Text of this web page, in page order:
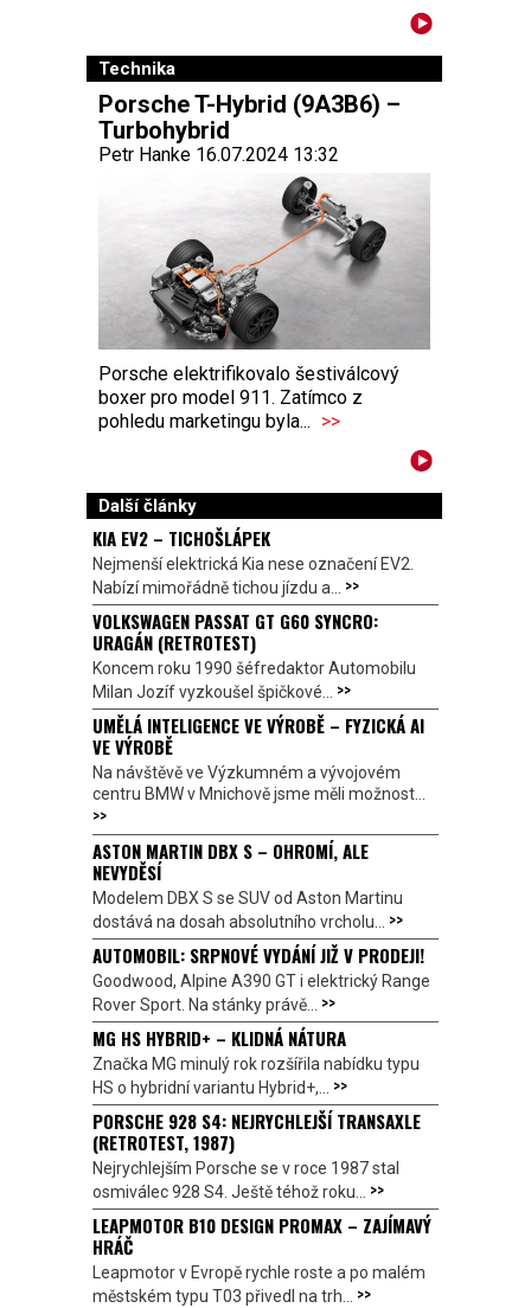
Technika
Porsche T-Hybrid (9A3B6) –
Turbohybrid
Petr Hanke 16.07.2024 13:32
Porsche elektrifikovalo šestiválcový
boxer pro model 911. Zatímco z
pohledu marketingu byla... >>
Další články
KIA EV2 – TICHOŠLÁPEK
Nejmenší elektrická Kia nese označení EV2.
Nabízí mimořádně tichou jízdu a... >>
VOLKSWAGEN PASSAT GT G60 SYNCRO:
URAGÁN (RETROTEST)
Koncem roku 1990 šéfredaktor Automobilu
Milan Jozíf vyzkoušel špičkové... >>
UMĚLÁ INTELIGENCE VE VÝROBĚ – FYZICKÁ AI
VE VÝROBĚ
Na návštěvě ve Výzkumném a vývojovém
centru BMW v Mnichově jsme měli možnost...
>>
ASTON MARTIN DBX S – OHROMÍ, ALE
NEVYDĚSÍ
Modelem DBX S se SUV od Aston Martinu
dostává na dosah absolutního vrcholu... >>
AUTOMOBIL: SRPNOVÉ VYDÁNÍ JIŽ V PRODEJI!
Goodwood, Alpine A390 GT i elektrický Range
Rover Sport. Na stánky právě... >>
MG HS HYBRID+ – KLIDNÁ NÁTURA
Značka MG minulý rok rozšířila nabídku typu
HS o hybridní variantu Hybrid+,... >>
PORSCHE 928 S4: NEJRYCHLEJŠÍ TRANSAXLE
(RETROTEST, 1987)
Nejrychlejším Porsche se v roce 1987 stal
osmiválec 928 S4. Ještě téhož roku... >>
LEAPMOTOR B10 DESIGN PROMAX – ZAJÍMAVÝ
HRÁČ
Leapmotor v Evropě rychle roste a po malém
městském typu T03 přivedl na trh... >>